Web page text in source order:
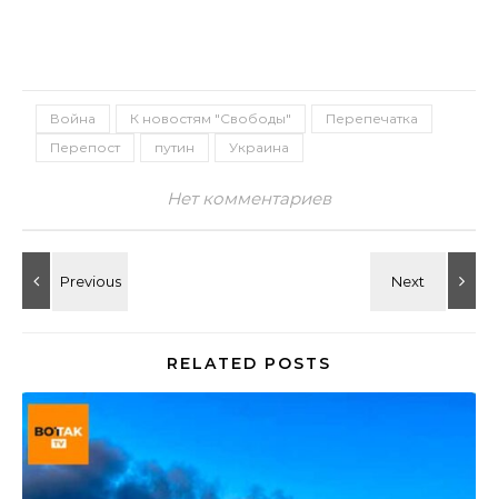
Война К новостям "Свободы"
Перепечатка
Перепост
путин Украина
Нет комментариев
RELATED POSTS